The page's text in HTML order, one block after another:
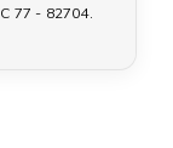
77 - 82704.